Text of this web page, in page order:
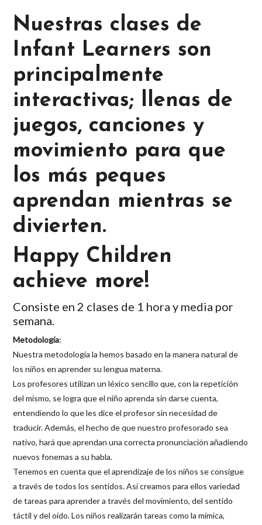
Nuestras clases de
Infant Learners son
principalmente
interactivas; llenas de
juegos, canciones y
movimiento para que
los más peques
aprendan mientras se
divierten.
Happy Children
achieve more!
Consiste en 2 clases de 1 hora y media por
semana.
Metodología:
Nuestra metodología la hemos basado en la manera natural de
los niños en aprender su lengua materna.
Los profesores utilizan un léxico sencillo que, con la repetición
del mismo, se logra que el niño aprenda sin darse cuenta,
entendiendo lo que les dice el profesor sin necesidad de
traducir. Además, el hecho de que nuestro profesorado sea
nativo, hará que aprendan una correcta pronunciación añadiendo
nuevos fonemas a su habla.
Tenemos en cuenta que el aprendizaje de los niños se consigue
a través de todos los sentidos. Así creamos para ellos variedad
de tareas para aprender a través del movimiento, del sentido
táctil y del oído. Los niños realizarán tareas como la mímica,